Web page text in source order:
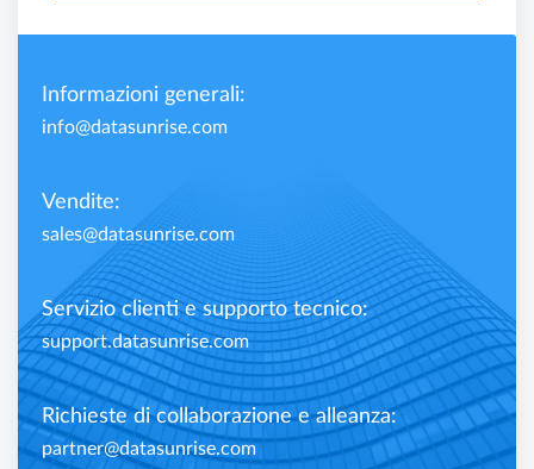
Informazioni generali:
info@datasunrise.com
Vendite:
sales@datasunrise.com
Servizio clienti e supporto tecnico:
support.datasunrise.com
Richieste di collaborazione e alleanza:
partner@datasunrise.com